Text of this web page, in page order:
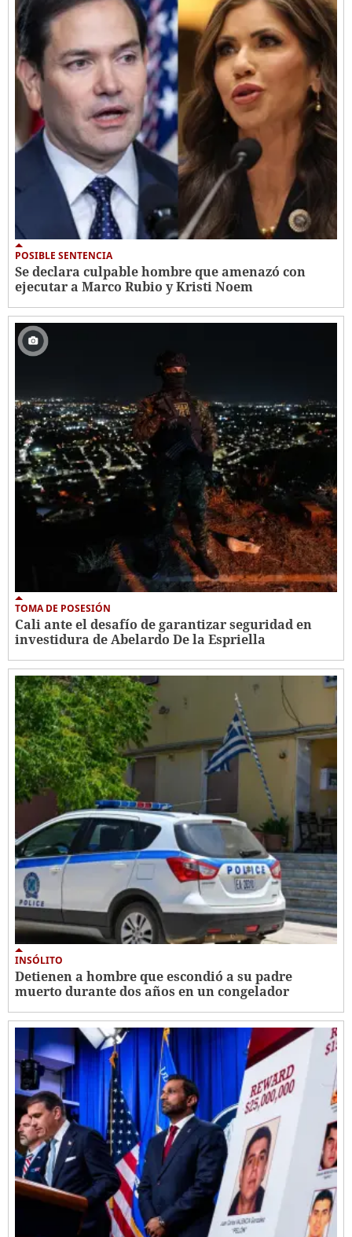
POSIBLE SENTENCIA
Se declara culpable hombre que amenazó con
ejecutar a Marco Rubio y Kristi Noem
TOMA DE POSESIÓN
Cali ante el desafío de garantizar seguridad en
investidura de Abelardo De la Espriella
INSÓLITO
Detienen a hombre que escondió a su padre
muerto durante dos años en un congelador